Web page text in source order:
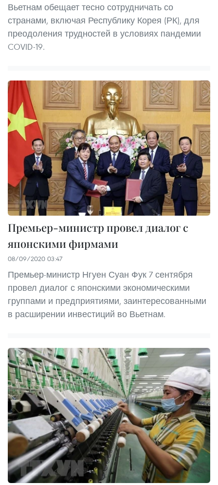
Вьетнам обещает тесно сотрудничать со
странами, включая Республику Корея (РК), для
преодоления трудностей в условиях пандемии
COVID-19.
Премьер-министр провел диалог с
японскими фирмами
08/09/2020 03:47
Премьер-министр Нгуен Суан Фук 7 сентября
провел диалог с японскими экономическими
группами и предприятиями, заинтересованными
в расширении инвестиций во Вьетнам.